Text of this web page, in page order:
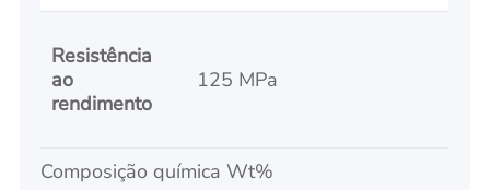
Resistência
ao
rendimento
125 MPa
Composição química Wt%